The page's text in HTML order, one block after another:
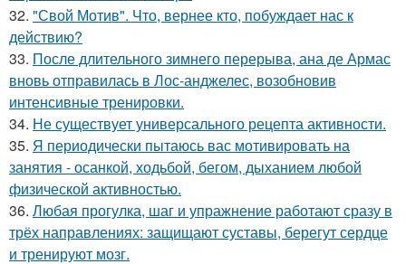
32. "Свой Мотив". Что, вернее кто, побуждает нас к
действию?
33. После длительного зимнего перерыва, ана де Армас
вновь отправилась в Лос-анджелес, возобновив
интенсивные тренировки.
34. Не существует универсального рецепта активности.
35. Я периодически пытаюсь вас мотивировать на
занятия - осанкой, ходьбой, бегом, дыханием любой
физической активностью.
36. Любая прогулка, шаг и упражнение работают сразу в
трёх направлениях: защищают суставы, берегут сердце
и тренируют мозг.